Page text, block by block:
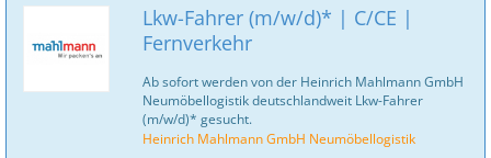
Lkw-Fahrer (m/w/d)* | C/CE |
Fernverkehr
Ab sofort werden von der Heinrich Mahlmann GmbH
Neumöbellogistik deutschlandweit Lkw-Fahrer
(m/w/d)* gesucht.
Heinrich Mahlmann GmbH Neumöbellogistik